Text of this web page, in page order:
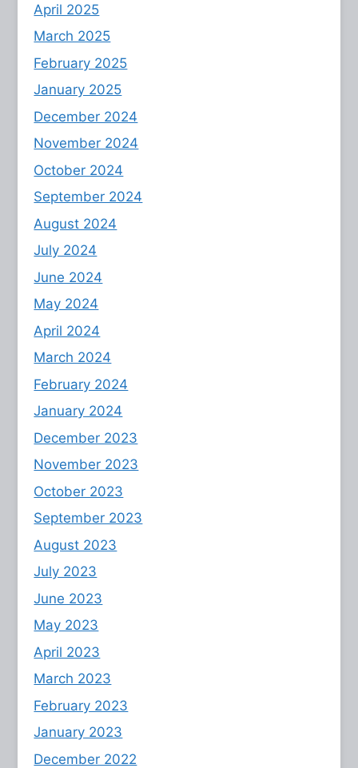
April 2025
March 2025
February 2025
January 2025
December 2024
November 2024
October 2024
September 2024
August 2024
July 2024
June 2024
May 2024
April 2024
March 2024
February 2024
January 2024
December 2023
November 2023
October 2023
September 2023
August 2023
July 2023
June 2023
May 2023
April 2023
March 2023
February 2023
January 2023
December 2022